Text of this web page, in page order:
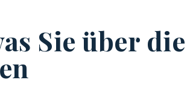
Sie über